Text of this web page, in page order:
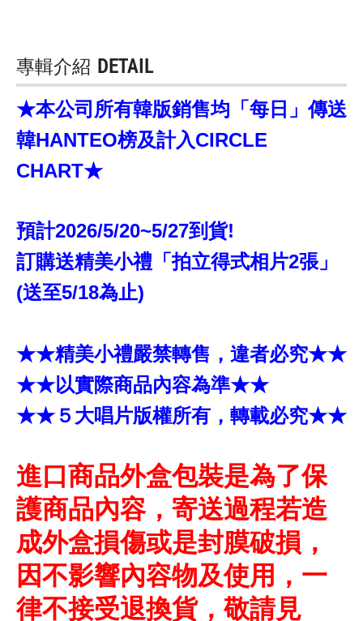
專輯介紹 DETAIL
★本公司所有韓版銷售均「每日」傳送
韓HANTEO榜及計入CIRCLE
CHART★
預計2026/5/20~5/27到貨!
訂購送精美小禮「拍立得式相片2張」
(送至5/18為止)
★★精美小禮嚴禁轉售，違者必究★★
★★以實際商品內容為準★★
★★５大唱片版權所有，轉載必究★★
進口商品外盒包裝是為了保
護商品內容，寄送過程若造
成外盒損傷或是封膜破損，
因不影響內容物及使用，一
律不接受退換貨，敬請見